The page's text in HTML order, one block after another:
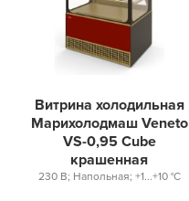
Витрина холодильная
Марихолодмаш Veneto
VS-0,95 Cube
крашенная
230 В; Напольная; +1...+10 °С